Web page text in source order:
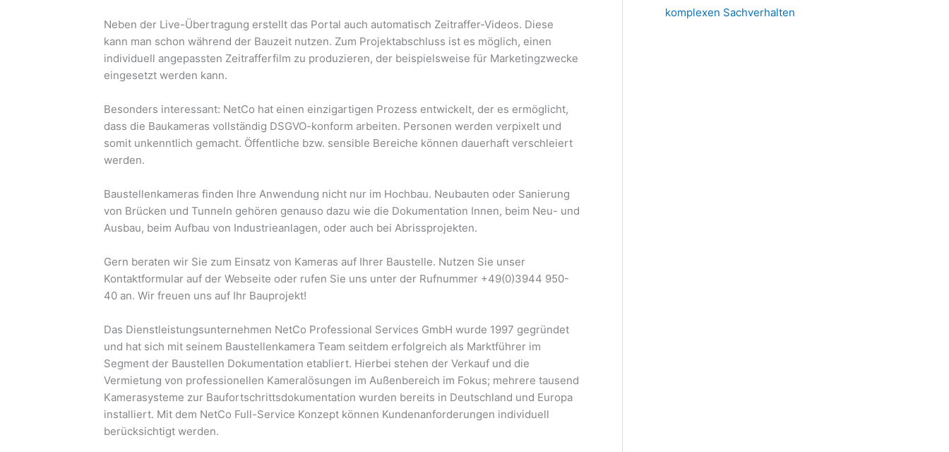
Neben der Live-Übertragung erstellt das Portal auch automatisch Zeitraffer-Videos. Diese
kann man schon während der Bauzeit nutzen. Zum Projektabschluss ist es möglich, einen
individuell angepassten Zeitrafferfilm zu produzieren, der beispielsweise für Marketingzwecke
eingesetzt werden kann.
Besonders interessant: NetCo hat einen einzigartigen Prozess entwickelt, der es ermöglicht,
dass die Baukameras vollständig DSGVO-konform arbeiten. Personen werden verpixelt und
somit unkenntlich gemacht. Öffentliche bzw. sensible Bereiche können dauerhaft verschleiert
werden.
Baustellenkameras finden Ihre Anwendung nicht nur im Hochbau. Neubauten oder Sanierung
von Brücken und Tunneln gehören genauso dazu wie die Dokumentation Innen, beim Neu- und
Ausbau, beim Aufbau von Industrieanlagen, oder auch bei Abrissprojekten.
Gern beraten wir Sie zum Einsatz von Kameras auf Ihrer Baustelle. Nutzen Sie unser
Kontaktformular auf der Webseite oder rufen Sie uns unter der Rufnummer +49(0)3944 950-
40 an. Wir freuen uns auf Ihr Bauprojekt!
Das Dienstleistungsunternehmen NetCo Professional Services GmbH wurde 1997 gegründet
und hat sich mit seinem Baustellenkamera Team seitdem erfolgreich als Marktführer im
Segment der Baustellen Dokumentation etabliert. Hierbei stehen der Verkauf und die
Vermietung von professionellen Kameralösungen im Außenbereich im Fokus; mehrere tausend
Kamerasysteme zur Baufortschrittsdokumentation wurden bereits in Deutschland und Europa
installiert. Mit dem NetCo Full-Service Konzept können Kundenanforderungen individuell
berücksichtigt werden.
komplexen Sachverhalten